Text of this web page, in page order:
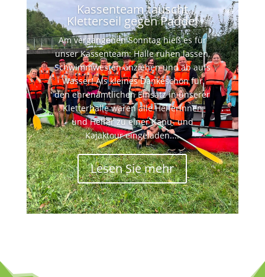
Kassenteam tauscht
Kletterseil gegen Paddel
Am vergangenen Sonntag hieß es für
unser Kassenteam: Halle ruhen lassen,
Schwimmwesten anziehen und ab aufs
Wasser! Als kleines Dankeschön für
den ehrenamtlichen Einsatz in unserer
Kletterhalle waren alle Helferinnen
und Helfer zu einer Kanu- und
Kajaktour eingeladen....
Lesen Sie mehr